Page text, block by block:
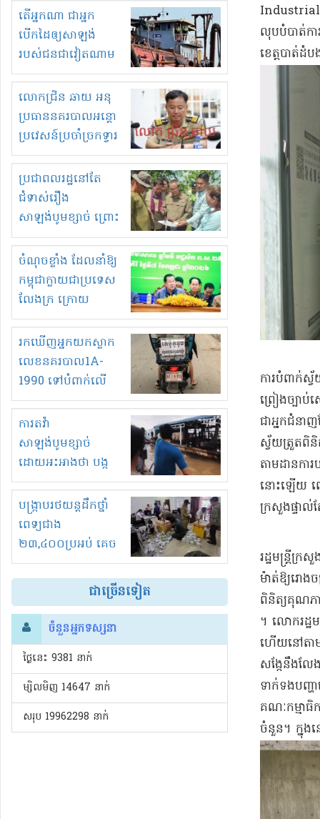
តើអ្នកណា ជាអ្នក
បើកដៃឲ្យសាឡង់
របស់ជនជាវៀតណាម
ចូល មកខុស
ច្បាប់លួចបូមខ្សាច់នៅ
ក្នុងប្រទេសកម្ពុជា
លោកជ្រិន ឆាយ អនុ
ប្រធាននគរបាលអន្តោ
ប្រវេសន៍ប្រចាំច្រកទ្វារ
ព្រំដែនភ្នំឌិន និងឈ្មួញ
មួយចំនួនទៀត
កំពង់តែគុបគិតគ្នា
ធ្វើសកម្មភាពរកស៊ីនិង
ស្តុកទំនិញគេចពន្ធ?
ប្រជាពលរដ្ឋនៅតែ
ជំទាស់រឿង
សាឡង់បូមខ្សាច់ ព្រោះ
ខ្លាចបាក់ច្រាំងទៀត!
ចំណុចខ្លាំង ដែលនាំឱ្យ
កម្ពុជាក្លាយជាប្រទេស
លែងក្រ ក្រោយ
ឆ្នាំ២០៣០
រកឃើញអ្នកយកស្លាក
លេខនគរបាល1A-
1990 ទៅបំពាក់លើ
ម៉ូតូរបស់ខ្លួន ដាកផ្លាក
រត់ឌុបហើយ
ការតវ៉ា
សាឡង់បូមខ្សាច់
ដោយអះអាងថា បង្ក
បាក់ច្រាំងទន្លេ និង
រំខានទាំងយប់ទាំងថ្ងៃ
បង្ក្រាបរថយន្តដឹកថ្នាំ
ពេទ្យជាង
២៣,៤០០ប្រអប់ គេច
ពន្ធនិងអត់ច្បាប់នាំ
ចូល!?
ជាច្រើនទៀត
ចំនួនអ្នកទស្សនា
ថ្ងៃនេះ​ 9381 នាក់
ម្សិលមិញ 14647 នាក់
សរុប 19962298 នាក់
Industrial)
លុបបំបាត់​ក
ខេត្តបាត់ដំ
ការបំពាក់​ស្
ព្រៀងច្បាប់​
ជា​អ្នកជំន
ស្វ័យ​ត្រួតពិ
តាមដាន​កា
នោះឡើយ ព
ក្រសួង​ផ្ទាល់​
រដ្ឋមន្ត្រី​
ម៉ាត់​ឱ្យ​រោង
ពិនិត្យ​គុណភ
។ លោក​រដ្ឋ
ហើយ​នៅតា
សង្កែ​នឹង​ល
ទាក់ទង​បញ្ហ
គណៈកម្មាធិ
ចំនួន​។ ក្នុងន